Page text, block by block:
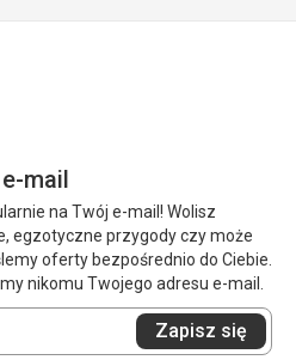
mail
na Twój e-mail! Wolisz
egzotyczne przygody czy może
oferty bezpośrednio do Ciebie.
nikomu Twojego adresu e-mail.
Zapisz się